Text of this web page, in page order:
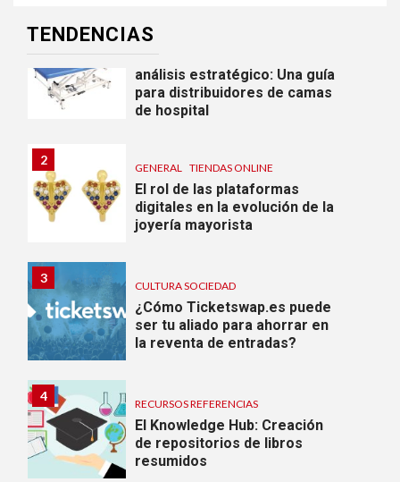
TENDENCIAS
1 SALUD
Diferenciación competitiva y
análisis estratégico: Una guía
para distribuidores de camas
de hospital
2
GENERAL TIENDAS ONLINE
El rol de las plataformas
digitales en la evolución de la
joyería mayorista
3
CULTURA SOCIEDAD
¿Cómo Ticketswap.es puede
ser tu aliado para ahorrar en
la reventa de entradas?
4
RECURSOS REFERENCIAS
El Knowledge Hub: Creación
de repositorios de libros
resumidos